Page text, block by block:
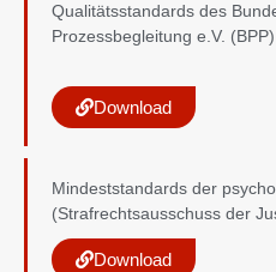
Qualitätsstandards des
Prozessbegleitung e.V.
Download
Mindeststandards der
(Strafrechtsausschuss der
Download